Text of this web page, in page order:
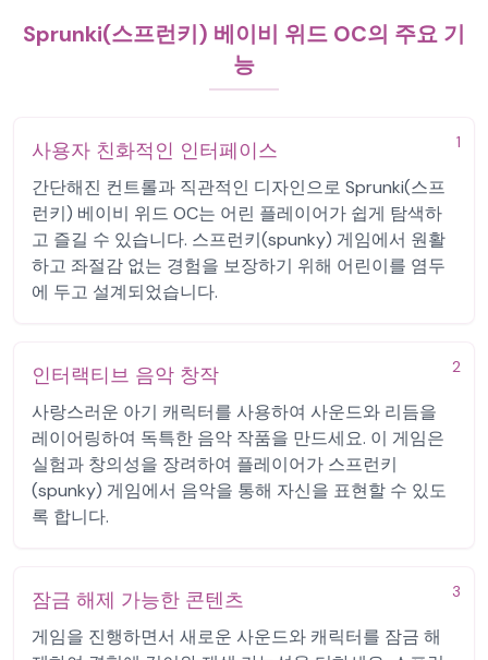
Sprunki(스프런키) 베이비 위드 OC의 주요 기
능
1
사용자 친화적인 인터페이스
간단해진 컨트롤과 직관적인 디자인으로 Sprunki(스프
런키) 베이비 위드 OC는 어린 플레이어가 쉽게 탐색하
고 즐길 수 있습니다. 스프런키(spunky) 게임에서 원활
하고 좌절감 없는 경험을 보장하기 위해 어린이를 염두
에 두고 설계되었습니다.
2
인터랙티브 음악 창작
사랑스러운 아기 캐릭터를 사용하여 사운드와 리듬을
레이어링하여 독특한 음악 작품을 만드세요. 이 게임은
실험과 창의성을 장려하여 플레이어가 스프런키
(spunky) 게임에서 음악을 통해 자신을 표현할 수 있도
록 합니다.
3
잠금 해제 가능한 콘텐츠
게임을 진행하면서 새로운 사운드와 캐릭터를 잠금 해